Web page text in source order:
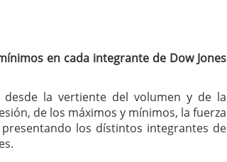
febrero 24, 2014
de los valores de IBEX35 a m?ximos
global de m?ximos anuales
Prosiguen a la baja desde el 13/mayo
mayo 24, 2013
Aún con recorrido a la baja para
si se podría apostar por un
en cada integrante de Dow Jones
desde la vertiente del volumen y de la
de los máximos y mínimos, la fuerza
los dístintos integrantes de